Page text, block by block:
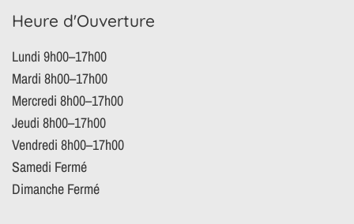
Heure d'Ouverture
Lundi 9h00–17h00
Mardi 8h00–17h00
Mercredi 8h00–17h00
Jeudi 8h00–17h00
Vendredi 8h00–17h00
Samedi Fermé
Dimanche Fermé